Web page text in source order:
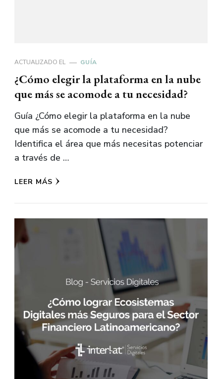
ACTUALIZADO EL GUÍA
¿Cómo elegir la plataforma en la nube
que más se acomode a tu necesidad?
Guía ¿Cómo elegir la plataforma en la nube
que más se acomode a tu necesidad?
Identifica el área que más necesitas potenciar
a través de …
LEER MÁS